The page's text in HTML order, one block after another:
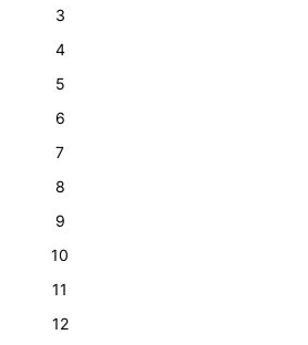
3
4
5
6
7
8
9
10
11
12